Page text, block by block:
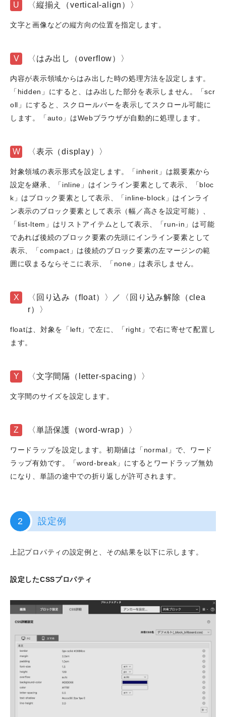
U 〈縦揃え（vertical-align）〉
文字と画像などの縦方向の位置を指定します。
V 〈はみ出し（overflow）〉
内容が表示領域からはみ出した時の処理方法を設定します。
「hidden」にすると、はみ出した部分を表示しません。「scr
oll」にすると、スクロールバーを表示してスクロール可能に
します。「auto」はWebブラウザが自動的に処理します。
W 〈表示（display）〉
対象領域の表示形式を設定します。「inherit」は親要素から
設定を継承、「inline」はインライン要素として表示、「bloc
k」はブロック要素として表示、「inline-block」はインライ
ン表示のブロック要素として表示（幅／高さを設定可能）、
「list-ltem」はリストアイテムとして表示、「run-in」は可能
であれば後続のブロック要素の先頭にインライン要素として
表示、「compact」は後続のブロック要素の左マージンの範
囲に収まるならそこに表示、「none」は表示しません。
X
〈回り込み（float）〉／〈回り込み解除（clea
r）〉
floatは、対象を「left」で左に、「right」で右に寄せて配置し
ます。
Y 〈文字間隔（letter-spacing）〉
文字間のサイズを設定します。
Z 〈単語保護（word-wrap）〉
ワードラップを設定します。初期値は「normal」で、ワード
ラップ有効です。「word-break」にするとワードラップ無効
になり、単語の途中での折り返しが許可されます。
2 設定例
上記プロパティの設定例と、その結果を以下に示します。
設定したCSSプロパティ